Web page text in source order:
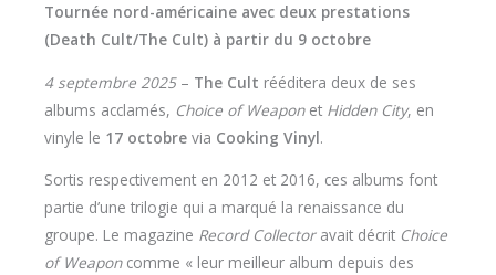
Tournée nord-américaine avec deux prestations
(Death Cult/The Cult) à partir du 9 octobre
4 septembre 2025– The Cult rééditera deux de ses
albums acclamés, Choice of Weaponet Hidden City, en
vinyle le 17 octobre via Cooking Vinyl.
Sortis respectivement en 2012 et 2016, ces albums font
partie d’une trilogie qui a marqué la renaissance du
groupe. Le magazine Record Collectoravait décrit Choice
of Weaponcomme « leur meilleur album depuis des